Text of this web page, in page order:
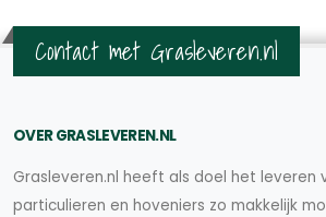
Contact met Grasleveren.nl
OVER GRASLEVEREN.NL
Grasleveren.nl heeft als doel het leveren
particulieren en hoveniers zo makkelijk